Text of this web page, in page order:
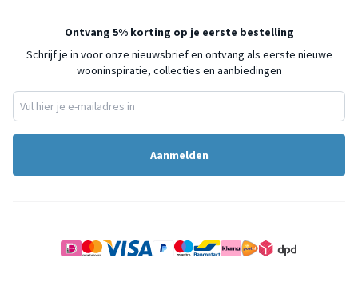
Ontvang 5% korting op je eerste bestelling
Schrijf je in voor onze nieuwsbrief en ontvang als eerste nieuwe
wooninspiratie, collecties en aanbiedingen
Aanmelden